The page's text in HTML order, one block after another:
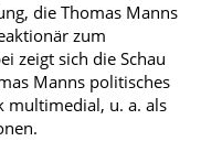
die Thomas Manns
zum
zeigt sich die Schau
Manns politisches
multimedial, u. a. als